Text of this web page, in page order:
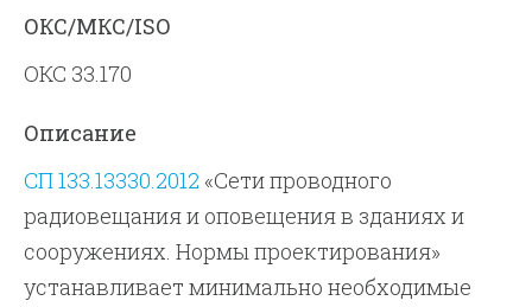
ОКС/МКС/ISO
ОКС 33.170
Описание
СП 133.13330.2012 «Сети проводного
радиовещания и оповещения в зданиях и
сооружениях. Нормы проектирования»
устанавливает минимально необходимые